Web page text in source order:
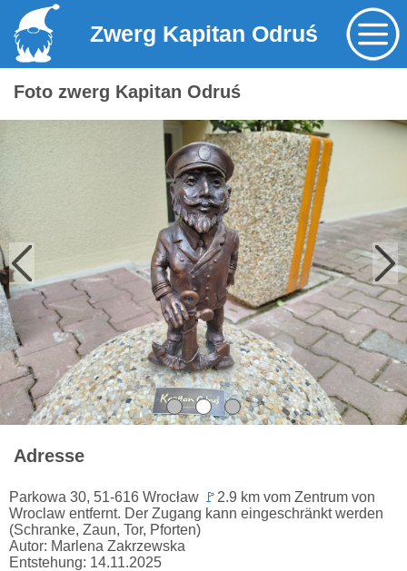
Zwerg Kapitan Odruś
Foto zwerg Kapitan Odruś
Adresse
Parkowa 30, 51-616 Wrocław 🚩 2.9 km vom Zentrum von
Wroclaw entfernt. Der Zugang kann eingeschränkt werden
(Schranke, Zaun, Tor, Pforten)
Autor: Marlena Zakrzewska
Entstehung: 14.11.2025